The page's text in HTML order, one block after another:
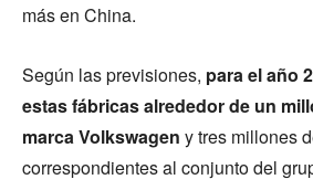
más en China.
Según las previsiones, para el año
estas fábricas alrededor de un
marca Volkswagen y tres millones
correspondientes al conjunto del